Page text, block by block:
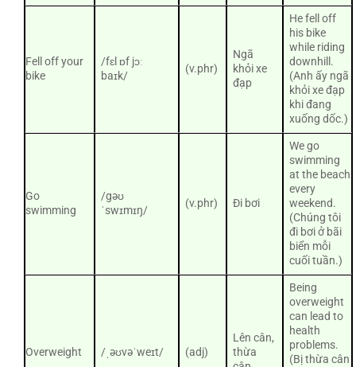
Fell off your
bike
/fɛl ɒf jɔː
baɪk/
(v.phr)
Ngã
khỏi xe
đạp
He fell off
his bike
while riding
downhill.
(Anh ấy ngã
khỏi xe đạp
khi đang
xuống dốc.)
Go
swimming
/gəʊ
ˈswɪmɪŋ/
(v.phr) Đi bơi
We go
swimming
at the beach
every
weekend.
(Chúng tôi
đi bơi ở bãi
biển mỗi
cuối tuần.)
Overweight /ˌəʊvəˈweɪt/ (adj)
Lên cân,
thừa
Being
overweight
can lead to
health
problems.
(Bị thừa cân